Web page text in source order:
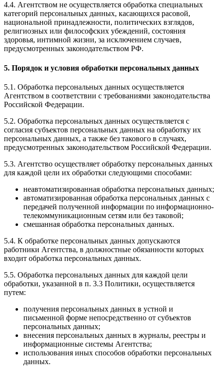
4.4. Агентством не осуществляется обработка специальных
категорий персональных данных, касающихся расовой,
национальной принадлежности, политических взглядов,
религиозных или философских убеждений, состояния
здоровья, интимной жизни, за исключением случаев,
предусмотренных законодательством РФ.
5. Порядок и условия обработки персональных данных
5.1. Обработка персональных данных осуществляется
Агентством в соответствии с требованиями законодательства
Российской Федерации.
5.2. Обработка персональных данных осуществляется с
согласия субъектов персональных данных на обработку их
персональных данных, а также без такового в случаях,
предусмотренных законодательством Российской Федерации.
5.3. Агентство осуществляет обработку персональных данных
для каждой цели их обработки следующими способами:
неавтоматизированная обработка персональных данных;
автоматизированная обработка персональных данных с
передачей полученной информации по информационно-
телекоммуникационным сетям или без таковой;
смешанная обработка персональных данных.
5.4. К обработке персональных данных допускаются
работники Агентства, в должностные обязанности которых
входит обработка персональных данных.
5.5. Обработка персональных данных для каждой цели
обработки, указанной в п. 3.3 Политики, осуществляется
путем:
получения персональных данных в устной и
письменной форме непосредственно от субъектов
персональных данных;
внесения персональных данных в журналы, реестры и
информационные системы Агентства;
использования иных способов обработки персональных
данных.